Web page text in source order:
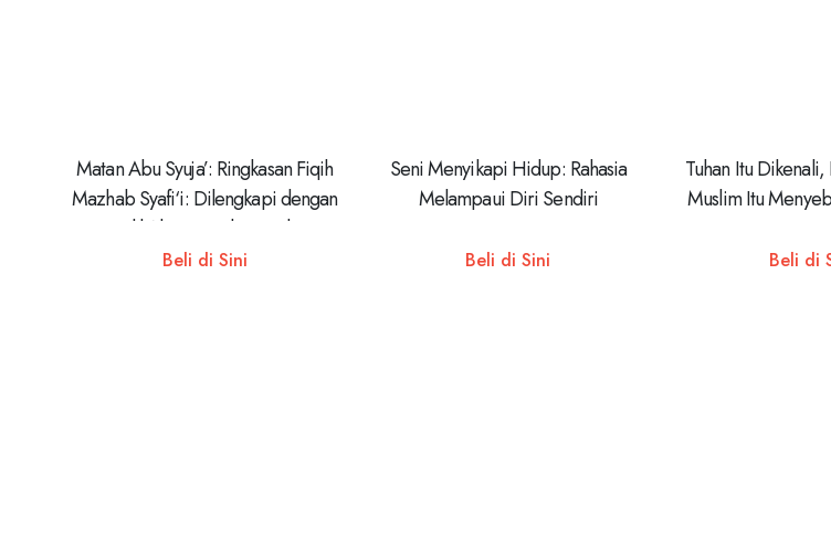
Matan Abu Syuja’: Ringkasan Fiqih
Mazhab Syafi‘i: Dilengkapi dengan
Dalil Al-Qur’an dan Hadis
Beli di Sini
Seni Menyikapi Hidup: Rahasia
Melampaui Diri Sendiri
Beli di Sini
Tuhan Itu
Muslim Itu
Beli di